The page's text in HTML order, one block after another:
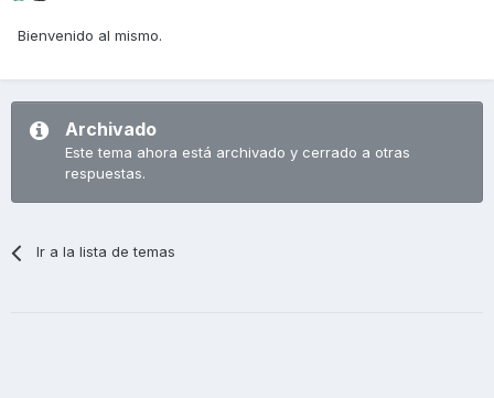
Bienvenido al mismo.
Archivado
Este tema ahora está archivado y cerrado a otras
respuestas.
Ir a la lista de temas